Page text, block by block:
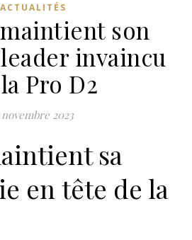
ACTUALITÉS
son
invaincu
Pro D2
novembre 2023
sa
en tête de la